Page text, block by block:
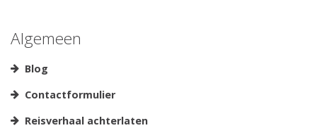
Algemeen
Blog
Contactformulier
Reisverhaal achterlaten